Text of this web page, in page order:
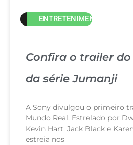
ENTRETENIMENTO
Confira o trailer
da série Jumanji
A Sony divulgou o primeiro
Mundo Real. Estrelado por
Kevin Hart, Jack Black e
estreia nos